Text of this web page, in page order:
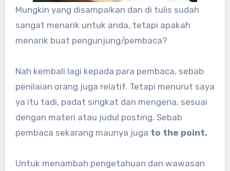
Mungkin yang disampaikan dan di tulis sudah
sangat menarik untuk anda, tetapi apakah
menarik buat pengunjung/pembaca?
Nah kembali lagi kepada para pembaca, sebab
penilaian orang juga relatif. Tetapi menurut saya
ya itu tadi, padat singkat dan mengena, sesuai
dengan materi atau judul posting. Sebab
pembaca sekarang maunya juga to the point.
Untuk menambah pengetahuan dan wawasan